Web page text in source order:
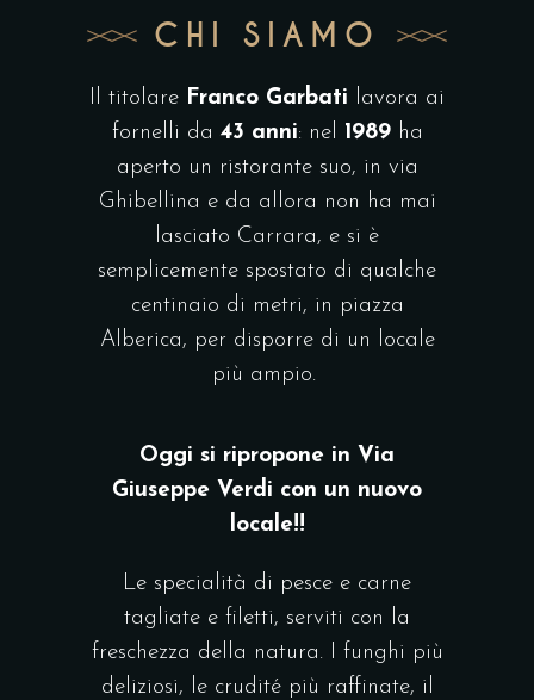
CHI SIAMO
Il titolare Franco Garbati lavora ai
fornelli da 43 anni: nel 1989ha
aperto un ristorante suo, in via
Ghibellina e da allora non ha mai
lasciato Carrara, e si è
semplicemente spostato di qualche
centinaio di metri, in piazza
Alberica, per disporre di un locale
più ampio.
Oggi si ripropone in Via
Giuseppe Verdi con un nuovo
locale!!
Le specialità di pesce e carne
tagliate e filetti, serviti con la
freschezza della natura. I funghi più
deliziosi, le crudité più raffinate, il